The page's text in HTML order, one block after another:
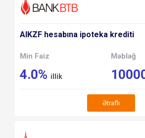
AIKZF hesabına ipoteka krediti
Min Faiz
4.0% illik
Məbləğ
Ətraflı